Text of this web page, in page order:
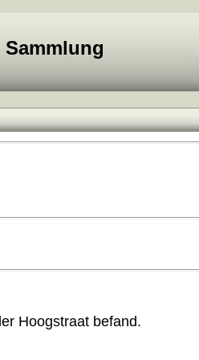
Sammlung
Hoogstraat befand.